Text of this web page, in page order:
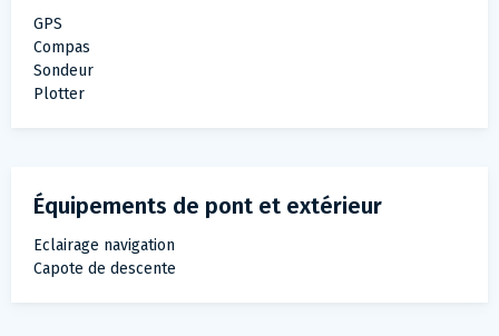
GPS
Compas
Sondeur
Plotter
Équipements de pont et extérieur
Eclairage navigation
Capote de descente